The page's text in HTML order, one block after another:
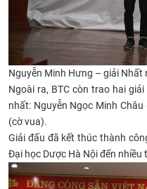
Nguyễn Minh Hưng – giải Nhất
Ngoài ra, BTC còn trao hai
nhất: Nguyễn Ngọc Minh
(cờ vua).
Giải đấu đã kết thúc thành
Đại học Dược Hà Nội đến nhiều